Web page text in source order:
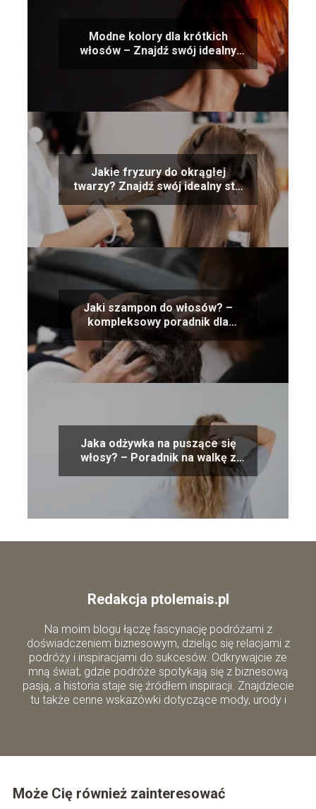
Modne kolory dla krótkich
włosów – Znajdź swój idealny
Jakie fryzury do okrągłej
twarzy? Znajdź swój idealny styl
fryzury!
Jaki szampon do włosów? –
kompleksowy poradnik dla
Twoich włosów!
Jaka odżywka na puszące się
włosy? – Poradnik na walkę z
puszącymi się włosami
Redakcja ptolemais.pl
Na moim blogu łączę fascynację podróżami z
doświadczeniem biznesowym, dzieląc się relacjami z
podróży i inspiracjami do sukcesów. Odkrywajcie ze
mną świat, gdzie podróże spotykają się z biznesową
pasją, a historia staje się źródłem inspiracji. Znajdziecie
tu także cenne wskazówki dotyczące mody, urody i
Może Cię również zainteresować